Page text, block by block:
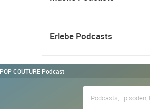
Erlebe Podcasts
POP COUTURE Podcast